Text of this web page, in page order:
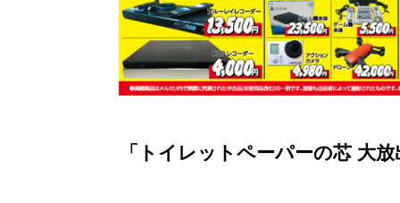
「トイレットペーパーの芯 大